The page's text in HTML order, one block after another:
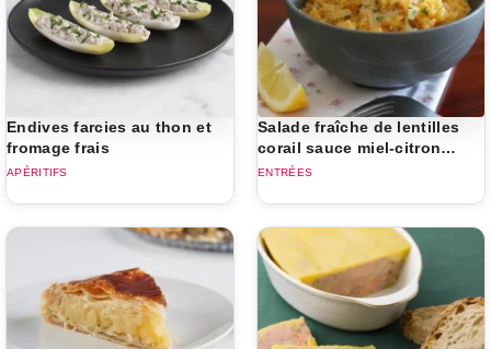
Endives farcies au thon et
fromage frais
APÉRITIFS
Salade fraîche de lentilles
corail sauce miel-citron
au curry
ENTRÉES